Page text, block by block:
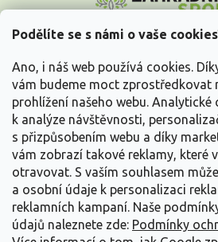
Podělíte se s námi o vaše
Ano, i náš web používá cookies.
vám budeme moct zprostředkovat
prohlížení našeho webu. Analytické
k analýze návštěvnosti,
s přizpůsobením webu a díky
vám zobrazí takové reklamy, které
otravovat. S vaším souhlasem
a osobní údaje k personalizaci
reklamních kampaní. Naše
údajů naleznete zde: Podmínky
p
Vše o nákupu
Informace pro Vás
Kontakujte nás